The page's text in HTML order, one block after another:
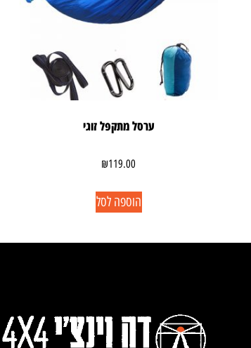
ערסל מתקפל זוגי
₪119.00
הוספה לסל